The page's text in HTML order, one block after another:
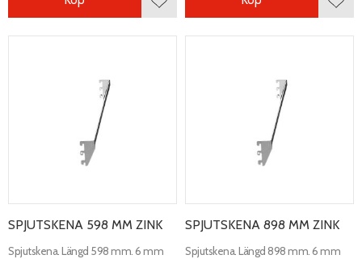
Lägg till i favoriter
SPJUTSKENA 598 MM ZINK
Spjutskena. Längd 598 mm. 6 mm
SPJUTSKENA 898 MM ZINK
Spjutskena. Längd 898 mm. 6 mm